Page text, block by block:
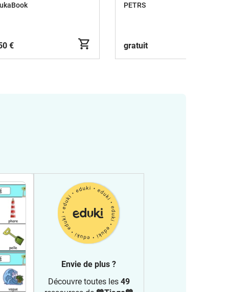
€
PETRS
gratuit
Envie de plus ?
Découvre toutes les 49